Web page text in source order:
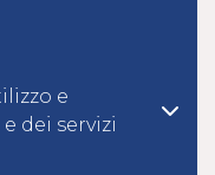
e
dei servizi